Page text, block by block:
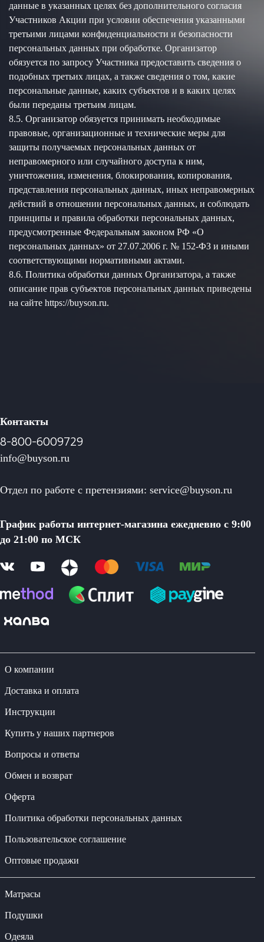
данные в указанных целях без дополнительного согласия
Участников Акции при условии обеспечения указанными
третьими лицами конфиденциальности и безопасности
персональных данных при обработке. Организатор
обязуется по запросу Участника предоставить сведения о
подобных третьих лицах, а также сведения о том, какие
персональные данные, каких субъектов и в каких целях
были переданы третьим лицам.
8.5. Организатор обязуется принимать необходимые
правовые, организационные и технические меры для
защиты получаемых персональных данных от
неправомерного или случайного доступа к ним,
уничтожения, изменения, блокирования, копирования,
представления персональных данных, иных неправомерных
действий в отношении персональных данных, и соблюдать
принципы и правила обработки персональных данных,
предусмотренные Федеральным законом РФ «О
персональных данных» от 27.07.2006 г. № 152-ФЗ и иными
соответствующими нормативными актами.
8.6. Политика обработки данных Организатора, а также
описание прав субъектов персональных данных приведены
на сайте https://buyson.ru.
О компании
Доставка и оплата
Инструкции
Купить у наших партнеров
Вопросы и ответы
Обмен и возврат
Оферта
Политика обработки персональных данных
Пользовательское соглашение
Оптовые продажи
Матрасы
Подушки
Одеяла
Контакты
8-800-6009729
info@buyson.ru
Отдел по работе с претензиями: service@buyson.ru
График работы интернет-магазина ежедневно с 9:00
до 21:00 по МСК